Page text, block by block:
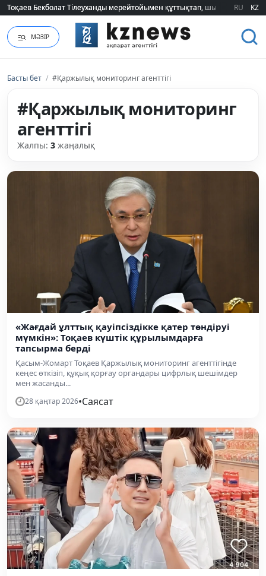
Тоқаев Бекболат Тілеуханды мерейтойымен құттықтап, шығармашылық
Тоқаев Бекболат Тілеуханды мерейтойымен құттықтап, шығармашылық
RU KZ
МӘЗІР
Басты бет / #Қаржылық мониторинг агенттігі
#Қаржылық мониторинг
агенттігі
Жалпы: 3 жаңалық
«Жағдай ұлттық қауіпсіздікке қатер төндіруі
мүмкін»: Тоқаев күштік құрылымдарға
тапсырма берді
Қасым-Жомарт Тоқаев Қаржылық мониторинг агенттігінде
кеңес өткізіп, құқық қорғау органдары цифрлық шешімдер
мен жасанды...
28 қаңтар 2026•Саясат